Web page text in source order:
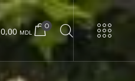
0,00MDL
0